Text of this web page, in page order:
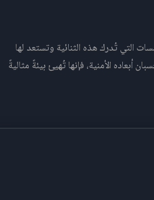
التي تُدرك هذه الثنائية وتستعد لها
الأمنية، فإنها تُهيئ بيئةً مثاليةً